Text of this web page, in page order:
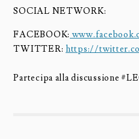
SOCIAL NETWORK:
FACEBOOK:
TWITTER:https://
Partecipa alla discussione